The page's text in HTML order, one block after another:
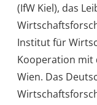
(IfW Kiel), das
Institut für
Kooperation mit
Wien. Das